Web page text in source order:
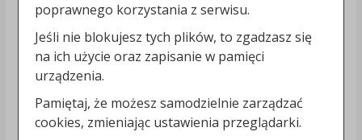
poprawnego korzystania z serwisu.
Jeśli nie blokujesz tych plików, to zgadzasz się
na ich użycie oraz zapisanie w pamięci
urządzenia.
Pamiętaj, że możesz samodzielnie zarządzać
cookies, zmieniając ustawienia przeglądarki.